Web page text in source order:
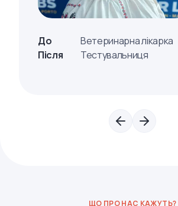
До
Ветеринарна лікарка
Після
Тестувальниця
ЩО ПРО НАС КАЖУТЬ?